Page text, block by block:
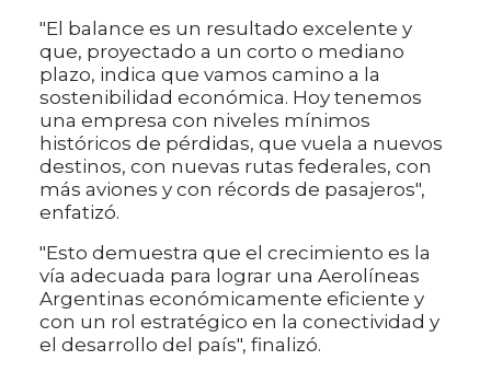
"El balance es un resultado excelente y
que, proyectado a un corto o mediano
plazo, indica que vamos camino a la
sostenibilidad económica. Hoy tenemos
una empresa con niveles mínimos
históricos de pérdidas, que vuela a nuevos
destinos, con nuevas rutas federales, con
más aviones y con récords de pasajeros",
enfatizó.
"Esto demuestra que el crecimiento es la
vía adecuada para lograr una Aerolíneas
Argentinas económicamente eficiente y
con un rol estratégico en la conectividad y
el desarrollo del país", finalizó.